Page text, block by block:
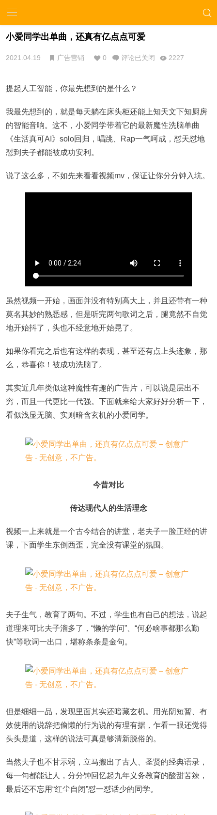
小爱同学出单曲，还真有亿点点可爱
2021.04.19 广告营销 0 评论已关闭 2227
提起人工智能，你最先想到的是什么？
我最先想到的，就是每天躺在床头柜还能上知天文下知厨房
的智能音响。这不，小爱同学带着它的最新魔性洗脑单曲
《生活真可AI》solo回归，唱跳、Rap一气呵成，怼天怼地
怼到夫子都能被成功安利。
说了这么多，不如先来看看视频mv，保证让你分分钟入坑。
虽然视频一开始，画面并没有特别高大上，并且还带有一种
莫名其妙的熟悉感，但是听完两句歌词之后，腿竟然不自觉
地开始抖了，头也不经意地开始晃了。
如果你看完之后也有这样的表现，甚至还有点上头迹象，那
么，恭喜你！被成功洗脑了。
其实近几年类似这种魔性有趣的广告片，可以说是层出不
穷，而且一代更比一代强。下面就来给大家好好分析一下，
看似浅显无脑、实则暗含玄机的小爱同学。
今昔对比
传达现代人的生活理念
视频一上来就是一个古今结合的讲堂，老夫子一脸正经的讲
课，下面学生东倒西歪，完全没有课堂的氛围。
夫子生气，教育了两句。不过，学生也有自己的想法，说起
道理来可比夫子溜多了，“懒的学问”、“何必啥事都那么勤
快”等歌词一出口，堪称条条是金句。
但是细细一品，发现里面其实还暗藏玄机。用光阴短暂、有
效使用的说辞把偷懒的行为说的有理有据，乍看一眼还觉得
头头是道，这样的说法可真是够清新脱俗的。
当然夫子也不甘示弱，立马搬出了古人、圣贤的经典语录，
每一句都能让人，分分钟回忆起九年义务教育的酸甜苦辣，
最后还不忘用“红尘自闭”怼一怼话少的同学。